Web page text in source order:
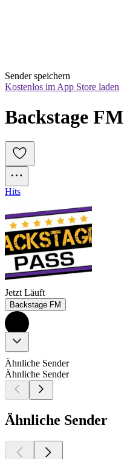
Sender speichern
Kostenlos im App Store laden
Backstage FM
Hits
Jetzt Läuft
Backstage FM
Ähnliche Sender
Ähnliche Sender
Ähnliche Sender